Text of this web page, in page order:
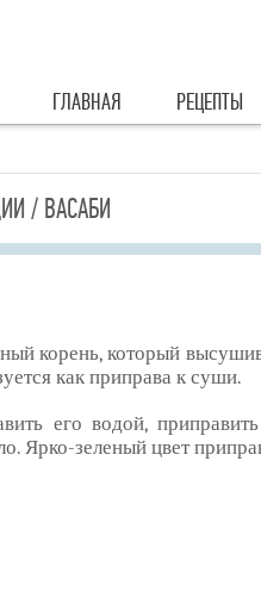
ГЛАВНАЯ РЕЦЕПТЫ
/ ВАСАБИ
корень, который
как приправа к суши.
его водой,
Ярко-зеленый цвет